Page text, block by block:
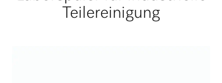
Teilereinigung